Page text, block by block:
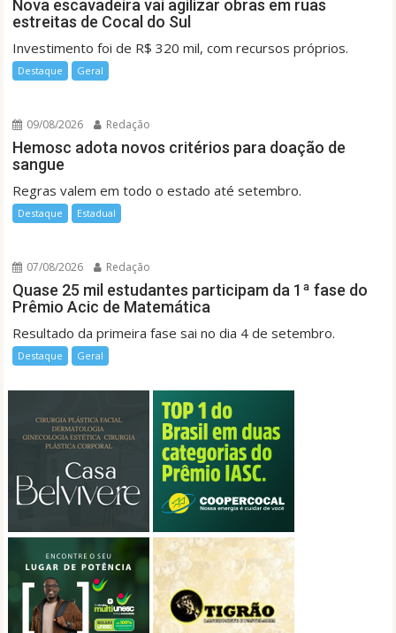
Nova escavadeira vai agilizar obras em ruas
estreitas de Cocal do Sul
Investimento foi de R$ 320 mil, com recursos próprios.
Destaque Geral
09/08/2026 Redação
Hemosc adota novos critérios para doação de
sangue
Regras valem em todo o estado até setembro.
Destaque Estadual
07/08/2026 Redação
Quase 25 mil estudantes participam da 1ª fase do
Prêmio Acic de Matemática
Resultado da primeira fase sai no dia 4 de setembro.
Destaque Geral